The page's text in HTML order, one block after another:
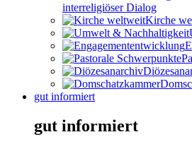
interreligiöser Dialog
Kirche
gut informiert
gut informiert